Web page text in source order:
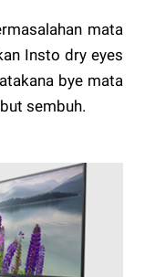
mata
Insto dry eyes
bye mata
sembuh.